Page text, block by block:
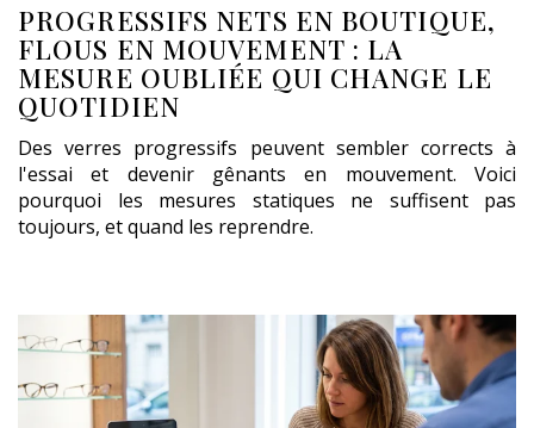
PROGRESSIFS NETS EN BOUTIQUE,
FLOUS EN MOUVEMENT : LA
MESURE OUBLIÉE QUI CHANGE LE
QUOTIDIEN
Des verres progressifs peuvent sembler corrects à
l'essai et devenir gênants en mouvement. Voici
pourquoi les mesures statiques ne suffisent pas
toujours, et quand les reprendre.